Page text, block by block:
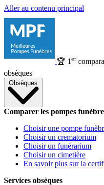
Aller au contenu principal
🏆 1 er
obsèques
Obsèques
Comparer les pompes
Choisir une pompe
Choisir un crematorium
Choisir un funérarium
Choisir un cimetière
En savoir plus sur la
Services obsèques